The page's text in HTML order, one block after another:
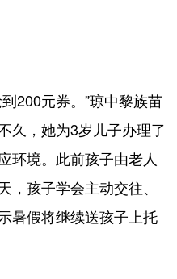
200元券。”琼中黎族苗
久，她为3岁儿子办理了
环境。此前孩子由老人
孩子学会主动交往、
暑假将继续送孩子上托